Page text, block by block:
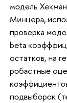
модель
Минцера,
проверка
beta
остатков, на
робастные
подвыборок